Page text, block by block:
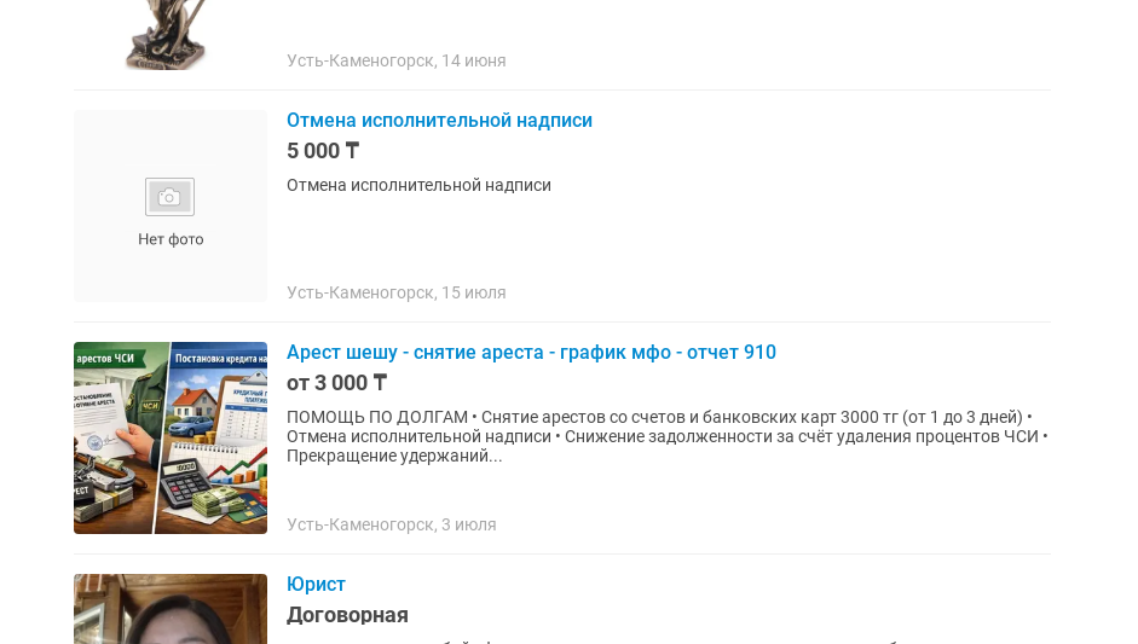
Усть-Каменогорск, 14 июня
Отмена исполнительной надписи
5 000 ₸
Отмена исполнительной надписи
Усть-Каменогорск, 15 июля
Арест шешу - снятие ареста - график мфо - отчет 910
от 3 000 ₸
ПОМОЩЬ ПО ДОЛГАМ • Снятие арестов со счетов и банковских карт 3000 тг (от 1 до 3 дней) •
Отмена исполнительной надписи • Снижение задолженности за счёт удаления процентов ЧСИ •
Прекращение удержаний...
Усть-Каменогорск, 3 июля
Юрист
Договорная